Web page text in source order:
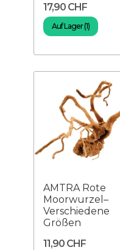
17,90 CHF
Auf Lager (1)
AMTRA Rote
Moorwurzel–
Verschiedene
Größen
11,90 CHF